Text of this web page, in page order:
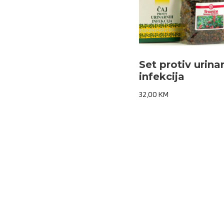
Set protiv
infekcija
32,00 KM